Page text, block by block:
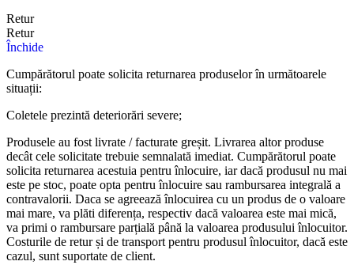
Retur
Retur
Închide
Cumpărătorul poate solicita returnarea produselor în următoarele
situații:
Coletele prezintă deteriorări severe;
Produsele au fost livrate / facturate greșit. Livrarea altor produse
decât cele solicitate trebuie semnalată imediat. Cumpărătorul poate
solicita returnarea acestuia pentru înlocuire, iar dacă produsul nu mai
este pe stoc, poate opta pentru înlocuire sau rambursarea integrală a
contravalorii. Daca se agreează înlocuirea cu un produs de o valoare
mai mare, va plăti diferența, respectiv dacă valoarea este mai mică,
va primi o rambursare parțială până la valoarea produsului înlocuitor.
Costurile de retur și de transport pentru produsul înlocuitor, dacă este
cazul, sunt suportate de client.